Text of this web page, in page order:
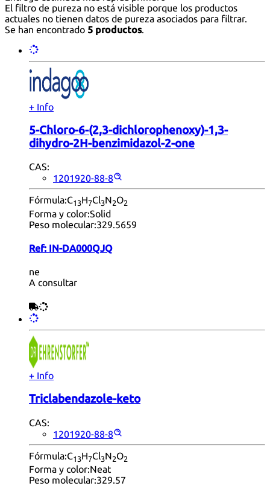
El filtro de pureza no está visible porque los productos
actuales no tienen datos de pureza asociados para filtrar.
Se han encontrado 5 productos.
+ Info
5-Chloro-6-(2,3-dichlorophenoxy)-1,3-
dihydro-2H-benzimidazol-2-one
CAS:
1201920-88-8
Fórmula:C13H7Cl3N2O2
Forma y color:Solid
Peso molecular:329.5659
Ref: IN-DA000QJQ
ne
A consultar
+ Info
Triclabendazole-keto
CAS:
1201920-88-8
Fórmula:C13H7Cl3N2O2
Forma y color:Neat
Peso molecular:329.57